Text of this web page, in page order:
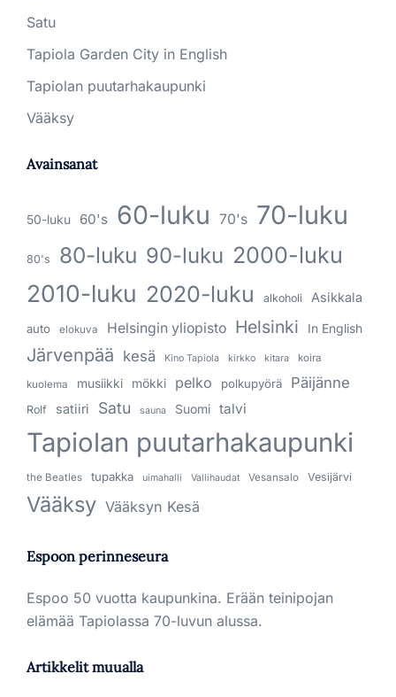
Satu
Tapiola Garden City in English
Tapiolan puutarhakaupunki
Vääksy
Avainsanat
50-luku 60's 60-luku 70's 70-luku
80's 80-luku 90-luku 2000-luku
2010-luku 2020-luku alkoholi Asikkala
auto elokuva Helsingin yliopisto Helsinki In English
Järvenpää kesä Kino Tapiola kirkko kitara koira
kuolema musiikki mökki pelko polkupyörä Päijänne
Rolf satiiri Satu sauna Suomi talvi
Tapiolan puutarhakaupunki
the Beatles tupakka uimahalli Vallihaudat Vesansalo Vesijärvi
Vääksy Vääksyn Kesä
Espoon perinneseura
Espoo 50 vuotta kaupunkina. Erään teinipojan
elämää Tapiolassa 70-luvun alussa.
Artikkelit muualla